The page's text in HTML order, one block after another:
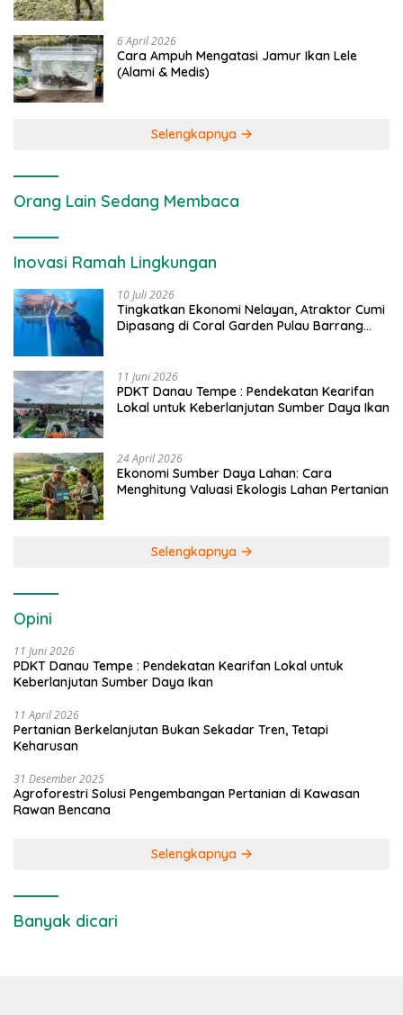
6 April 2026
Cara Ampuh Mengatasi Jamur Ikan Lele
(Alami & Medis)
Selengkapnya
Orang Lain Sedang Membaca
Inovasi Ramah Lingkungan
10 Juli 2026
Tingkatkan Ekonomi Nelayan, Atraktor Cumi
Dipasang di Coral Garden Pulau Barrang
11 Juni 2026
PDKT Danau Tempe : Pendekatan Kearifan
Lokal untuk Keberlanjutan Sumber Daya Ikan
24 April 2026
Ekonomi Sumber Daya Lahan: Cara
Menghitung Valuasi Ekologis Lahan Pertanian
Selengkapnya
Opini
11 Juni 2026
PDKT Danau Tempe : Pendekatan Kearifan Lokal untuk
Keberlanjutan Sumber Daya Ikan
11 April 2026
Pertanian Berkelanjutan Bukan Sekadar Tren, Tetapi
Keharusan
31 Desember 2025
Agroforestri Solusi Pengembangan Pertanian di Kawasan
Rawan Bencana
Selengkapnya
Banyak dicari